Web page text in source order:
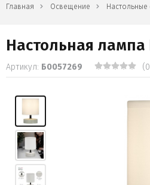
Главная Освещение Настольные
Настольная лампа
Артикул: Б0057269